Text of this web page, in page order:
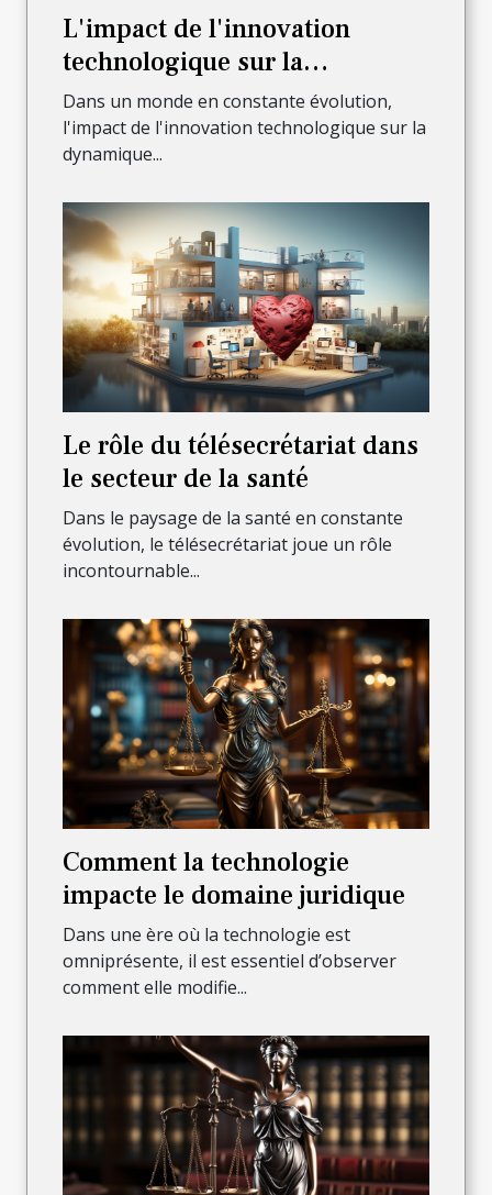
L'impact de l'innovation
technologique sur la
dynamique de l'entreprise
Dans un monde en constante évolution,
l'impact de l'innovation technologique sur la
dynamique...
Le rôle du télésecrétariat dans
le secteur de la santé
Dans le paysage de la santé en constante
évolution, le télésecrétariat joue un rôle
incontournable...
Comment la technologie
impacte le domaine juridique
Dans une ère où la technologie est
omniprésente, il est essentiel d’observer
comment elle modifie...